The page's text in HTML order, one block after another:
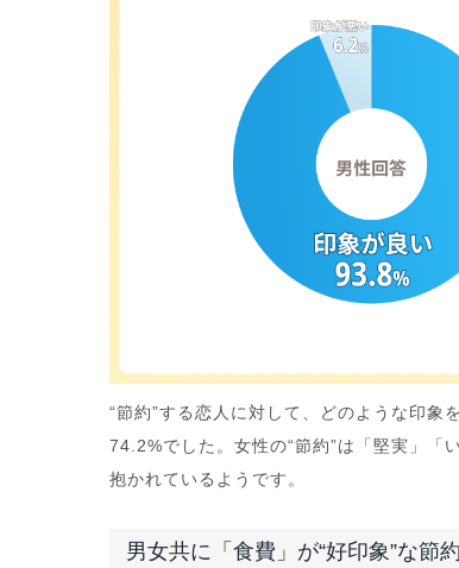
“節約”する恋人に対して、どのような印
74.2%でした。女性の“節約”は「堅実」「
抱かれているようです。
男女共に「食費」が“好印象”な節